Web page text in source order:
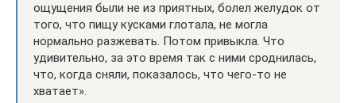
ощущения были не из приятных, болел желудок от
того, что пищу кусками глотала, не могла
нормально разжевать. Потом привыкла. Что
удивительно, за это время так с ними сроднилась,
что, когда сняли, показалось, что чего-то не
хватает».